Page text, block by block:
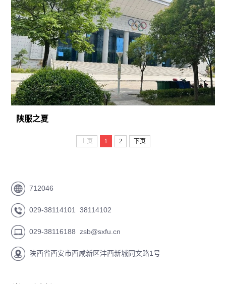
陕服之夏
上页 1 2 下页
712046
029-38114101 38114102
029-38116188 zsb@sxfu.cn
陕西省西安市西咸新区沣西新城同文路1号